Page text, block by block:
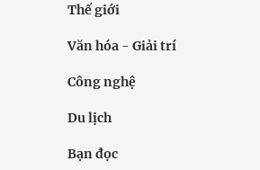
Thế giới
Văn hóa - Giải trí
Công nghệ
Du lịch
Bạn đọc